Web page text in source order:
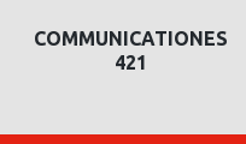
COMMUNICATIONES
421